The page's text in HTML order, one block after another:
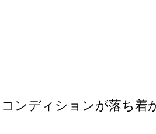
ンディションが落ち着